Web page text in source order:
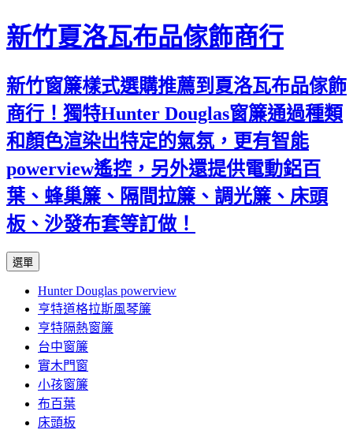
新竹夏洛瓦布品傢飾商行
新竹窗簾樣式選購推薦到夏洛瓦布品傢飾
商行！獨特Hunter Douglas窗簾通過種類
和顏色渲染出特定的氣氛，更有智能
powerview遙控，另外還提供電動鋁百
葉、蜂巢簾、隔間拉簾、調光簾、床頭
板、沙發布套等訂做！
選單
內
容
Hunter Douglas powerview
亨特道格拉斯風琴簾
亨特隔熱窗簾
台中窗簾
實木門窗
小孩窗簾
布百葉
床頭板